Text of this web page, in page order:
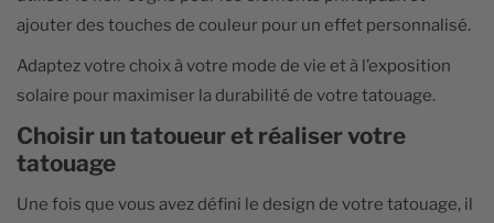
ajouter des touches de couleur pour un effet personnalisé.
Adaptez votre choix à votre mode de vie et à l’exposition
solaire pour maximiser la durabilité de votre tatouage.
Choisir un tatoueur et réaliser votre
tatouage
Une fois que vous avez défini le design de votre tatouage, il